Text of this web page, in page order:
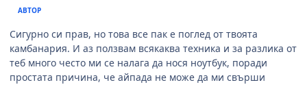
АВТОР
Сигурно си прав, но това все пак е поглед от твоята
камбанария. И аз ползвам всякаква техника и за разлика от
теб много често ми се налага да нося ноутбук, поради
простата причина, че айпада не може да ми свърши